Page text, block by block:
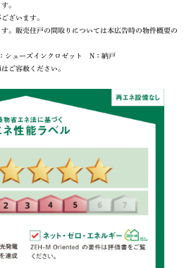
。
ざいます。
。販売住戸の間取りについては本広告時の物件概要の
シューズインクロゼット N：納戸
ご容赦ください。